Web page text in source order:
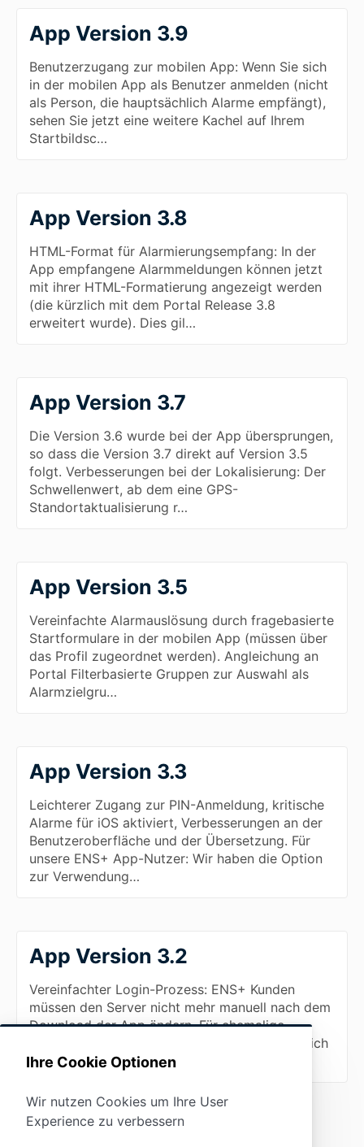
Ihre Cookie Optionen
Wir nutzen Cookies um Ihre User
Experience zu verbessern
App Version 3.9
Benutzerzugang zur mobilen App: Wenn Sie sich
in der mobilen App als Benutzer anmelden (nicht
als Person, die hauptsächlich Alarme empfängt),
sehen Sie jetzt eine weitere Kachel auf Ihrem
Startbildsc…
App Version 3.8
HTML-Format für Alarmierungsempfang: In der
App empfangene Alarmmeldungen können jetzt
mit ihrer HTML-Formatierung angezeigt werden
(die kürzlich mit dem Portal Release 3.8
erweitert wurde). Dies gil…
App Version 3.7
Die Version 3.6 wurde bei der App übersprungen,
so dass die Version 3.7 direkt auf Version 3.5
folgt. Verbesserungen bei der Lokalisierung: Der
Schwellenwert, ab dem eine GPS-
Standortaktualisierung r…
App Version 3.5
Vereinfachte Alarmauslösung durch fragebasierte
Startformulare in der mobilen App (müssen über
das Profil zugeordnet werden). Angleichung an
Portal Filterbasierte Gruppen zur Auswahl als
Alarmzielgru…
App Version 3.3
Leichterer Zugang zur PIN-Anmeldung, kritische
Alarme für iOS aktiviert, Verbesserungen an der
Benutzeroberfläche und der Übersetzung. Für
unsere ENS+ App-Nutzer: Wir haben die Option
zur Verwendung…
App Version 3.2
Vereinfachter Login-Prozess: ENS+ Kunden
müssen den Server nicht mehr manuell nach dem
Download der App ändern. Für ehemalige
Serinus-Kunden ist es nach wie vor möglich, sich
über den bekannten Weg m…